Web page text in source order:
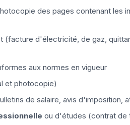
des pages contenant les
(facture d'électricité, de gaz,
aux normes en vigueur
et photocopie)
de salaire, avis d'imposition,
ou d'études (contrat de